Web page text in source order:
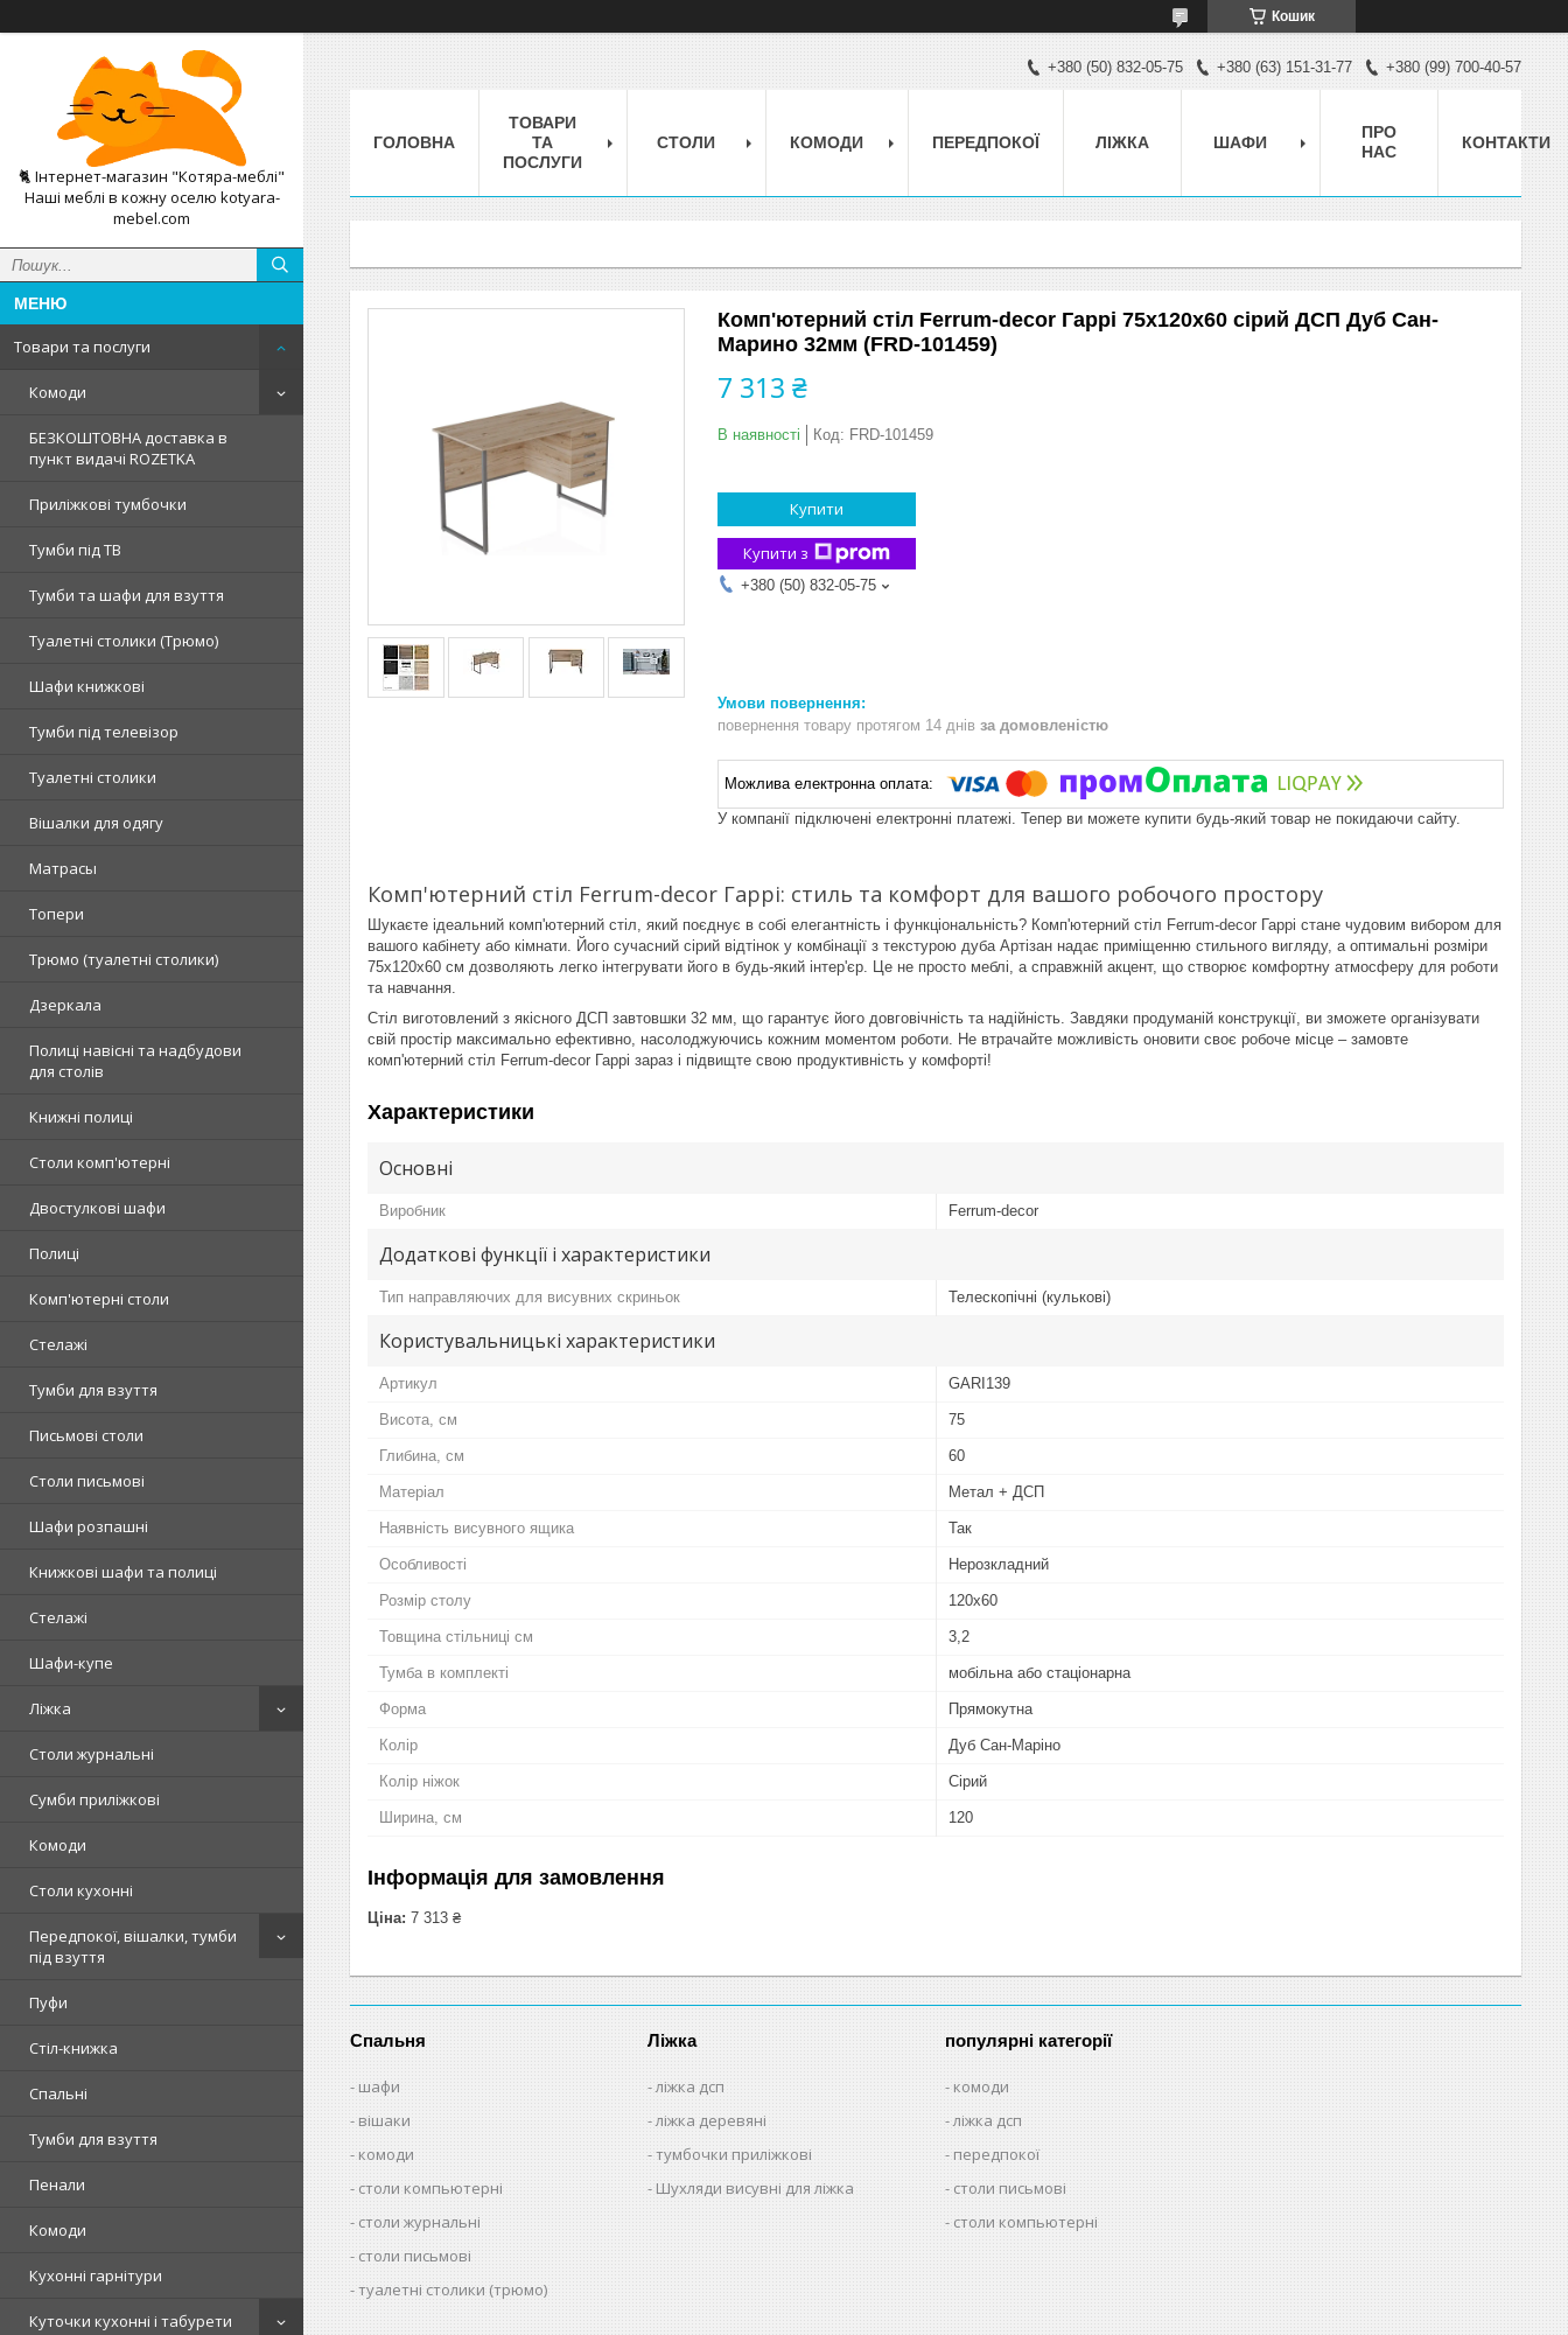
Кошик
🐈 Інтернет-магазин "Котяра-меблі"
Наші меблі в кожну оселю kotyara-
mebel.com
Товари та послуги
Комоди
БЕЗКОШТОВНА доставка в
пункт видачі ROZETKA
Приліжкові тумбочки
Тумби під ТВ
Тумби та шафи для взуття
Туалетні столики (Трюмо)
Шафи книжкові
Тумби під телевізор
Туалетні столики
Вішалки для одягу
Матрасы
Топери
Tрюмо (туалетні столики)
Дзеркала
Полиці навісні та надбудови
для столів
Книжні полиці
Столи комп'ютерні
Двостулкові шафи
Полиці
Комп'ютерні столи
Стелажі
Тумби для взуття
Письмові столи
Столи письмові
Шафи розпашні
Книжкові шафи та полиці
Стелажі
Шафи-купе
Ліжка
Столи журнальні
Сумби приліжкові
Комоди
Столи кухонні
Передпокої, вішалки, тумби
під взуття
Пуфи
Стіл-книжка
Спальні
Тумби для взуття
Пенали
Комоди
Кухонні гарнітури
Куточки кухонні і табурети
+380 (50) 832-05-75 +380 (63) 151-31-77 +380 (99) 700-40-57
ГОЛОВНА
ТОВАРИ
ТА
ПОСЛУГИ
СТОЛИ КОМОДИ ПЕРЕДПОКОЇ ЛІЖКА ШАФИ
ПРО
НАС
КОНТАКТИ
Комп'ютерний стіл Ferrum-decor Гаррі 75x120x60 сірий ДСП Дуб Сан-
Марино 32мм (FRD-101459)
7 313 ₴
В наявності Код: FRD-101459
Купити
Купити з
+380 (50) 832-05-75
повернення товару протягом 14 днів за домовленістю
У компанії підключені електронні платежі. Тепер ви можете купити будь-який товар не покидаючи сайту.
Комп'ютерний стіл Ferrum-decor Гаррі: стиль та комфорт для вашого робочого простору
Шукаєте ідеальний комп'ютерний стіл, який поєднує в собі елегантність і функціональність? Комп'ютерний стіл Ferrum-decor Гаррі стане чудовим вибором для
вашого кабінету або кімнати. Його сучасний сірий відтінок у комбінації з текстурою дуба Артізан надає приміщенню стильного вигляду, а оптимальні розміри
75x120x60 см дозволяють легко інтегрувати його в будь-який інтер'єр. Це не просто меблі, а справжній акцент, що створює комфортну атмосферу для роботи
та навчання.
Стіл виготовлений з якісного ДСП завтовшки 32 мм, що гарантує його довговічність та надійність. Завдяки продуманій конструкції, ви зможете організувати
свій простір максимально ефективно, насолоджуючись кожним моментом роботи. Не втрачайте можливість оновити своє робоче місце – замовте
комп'ютерний стіл Ferrum-decor Гаррі зараз і підвищте свою продуктивність у комфорті!
Характеристики
Основні
Виробник Ferrum-decor
Додаткові функції і характеристики
Тип направляючих для висувних скриньок Телескопічні (кулькові)
Користувальницькі характеристики
Артикул GARI139
Висота, см 75
Глибина, см 60
Матеріал Метал + ДСП
Наявність висувного ящика Так
Особливості Нерозкладний
Розмір столу 120х60
Товщина стільниці см 3,2
Тумба в комплекті мобільна або стаціонарна
Форма Прямокутна
Колір Дуб Сан-Маріно
Колір ніжок Сірий
Ширина, см 120
Інформація для замовлення
Ціна: 7 313 ₴
Спальня
шафи
вішаки
комоди
столи компьютерні
столи журнальні
столи письмові
туалетні столики (трюмо)
Ліжка
ліжка дсп
ліжка деревяні
тумбочки приліжкові
Шухляди висувні для ліжка
популярні категорії
комоди
ліжка дсп
передпокої
столи письмові
столи компьютерні